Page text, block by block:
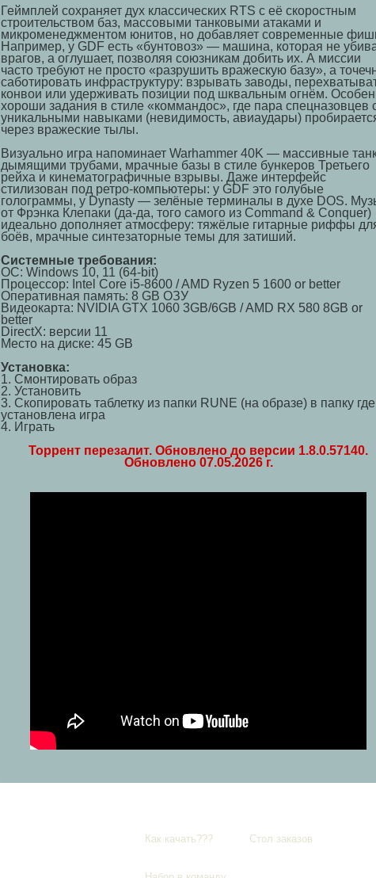
Геймплей сохраняет дух классических RTS с её скоростным
строительством баз, массовыми танковыми атаками и
микроменеджментом юнитов, но добавляет современные
Например, у GDF есть «бунтовоз» — машина, которая не
врагов, а оглушает, позволяя союзникам добить их. А миссии
часто требуют не просто «разрушить вражескую базу», а
саботировать инфраструктуру: взрывать заводы,
конвои или удерживать позиции под шквальным огнём.
хороши задания в стиле «коммандос», где пара спецназовцев
уникальными навыками (невидимость, авиаудары)
через вражеские тылы.
Визуально игра напоминает Warhammer 40K — массивные
дымящими трубами, мрачные базы в стиле бункеров Третьего
рейха и кинематографичные взрывы. Даже интерфейс
стилизован под ретро-компьютеры: у GDF это голубые
голограммы, у Dynasty — зелёные терминалы в духе DOS.
от Фрэнка Клепаки (да-да, того самого из Command & Conquer)
идеально дополняет атмосферу: тяжёлые гитарные риффы
боёв, мрачные синтезаторные темы для затиший.
Системные требования:
ОС: Windows 10, 11 (64-bit)
Процессор: Intel Core i5-8600 / AMD Ryzen 5 1600 or better
Оперативная память: 8 GB ОЗУ
Видеокарта: NVIDIA GTX 1060 3GB/6GB / AMD RX 580 8GB or
better
DirectX: версии 11
Место на диске: 45 GB
Установка:
1. Смонтировать образ
2. Установить
3. Скопировать таблетку из папки RUNE (на образе) в папку где
установлена игра
4. Играть
Торрент перезалит. Обновлено до версии 1.8.0.57140.
Обновлено 07.05.2026 г.
Как качать??? Стол заказов